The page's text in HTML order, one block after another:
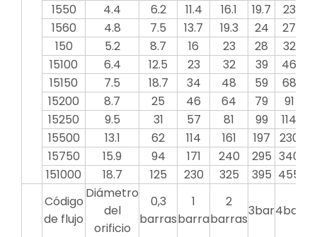
1550 4.4 6.2 11.4 16.1 19.7 23
1560
4.8 7.5 13.7 19.3 24 27
150
5.2 8.7 16 23 28 32
15100
6.4 12.5 23 32 39 46
15150
7.5 18.7 34 48 59 68
15200
8.7 25 46 64 79 91
15250
9.5 31 57 81 99 114
15500
13.1 62 114 161 197 230
15750
15.9 94 171 240 295 340
151000
18.7 125 230 325 395 455
Código
de flujo
Diámetro
del
orificio
0,3
barras
1
barra
2
barras
3bar4bar